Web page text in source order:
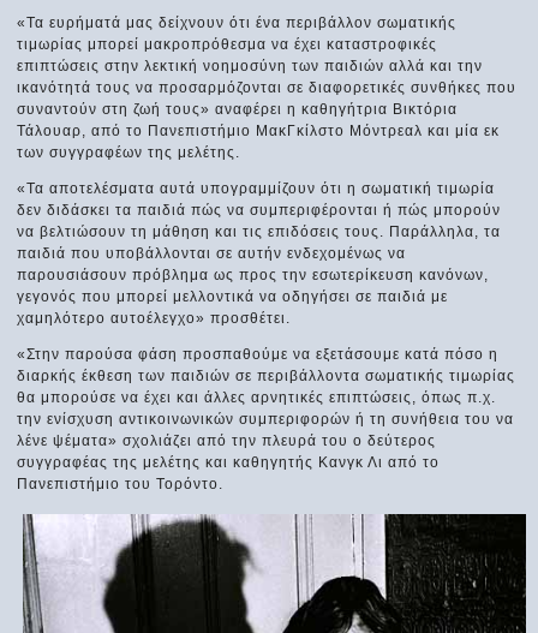
«Τα ευρήματά μας δείχνουν ότι ένα περιβάλλον σωματικής
τιμωρίας μπορεί μακροπρόθεσμα να έχει καταστροφικές
επιπτώσεις στην λεκτική νοημοσύνη των παιδιών αλλά και την
ικανότητά τους να προσαρμόζονται σε διαφορετικές συνθήκες που
συναντούν στη ζωή τους» αναφέρει η καθηγήτρια Βικτόρια
Τάλουαρ, από το Πανεπιστήμιο ΜακΓκίλστο Μόντρεαλ και μία εκ
των συγγραφέων της μελέτης.
«Τα αποτελέσματα αυτά υπογραμμίζουν ότι η σωματική τιμωρία
δεν διδάσκει τα παιδιά πώς να συμπεριφέρονται ή πώς μπορούν
να βελτιώσουν τη μάθηση και τις επιδόσεις τους. Παράλληλα, τα
παιδιά που υποβάλλονται σε αυτήν ενδεχομένως να
παρουσιάσουν πρόβλημα ως προς την εσωτερίκευση κανόνων,
γεγονός που μπορεί μελλοντικά να οδηγήσει σε παιδιά με
χαμηλότερο αυτοέλεγχο» προσθέτει.
«Στην παρούσα φάση προσπαθούμε να εξετάσουμε κατά πόσο η
διαρκής έκθεση των παιδιών σε περιβάλλοντα σωματικής τιμωρίας
θα μπορούσε να έχει και άλλες αρνητικές επιπτώσεις, όπως π.χ.
την ενίσχυση αντικοινωνικών συμπεριφορών ή τη συνήθεια του να
λένε ψέματα» σχολιάζει από την πλευρά του ο δεύτερος
συγγραφέας της μελέτης και καθηγητής Κανγκ Λι από το
Πανεπιστήμιο του Τορόντο.